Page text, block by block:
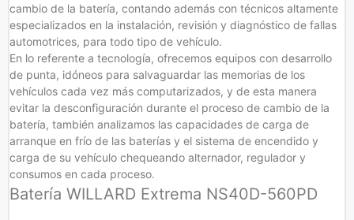
cambio de la batería, contando además con técnicos altamente
especializados en la instalación, revisión y diagnóstico de fallas
automotrices, para todo tipo de vehículo.
En lo referente a tecnología, ofrecemos equipos con desarrollo
de punta, idóneos para salvaguardar las memorias de los
vehículos cada vez más computarizados, y de esta manera
evitar la desconfiguración durante el proceso de cambio de la
batería, también analizamos las capacidades de carga de
arranque en frío de las baterías y el sistema de encendido y
carga de su vehículo chequeando alternador, regulador y
consumos en cada proceso.
Batería WILLARD Extrema NS40D-560PD